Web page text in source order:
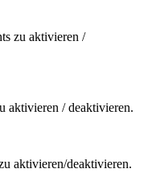
zu aktivieren /
aktivieren / deaktivieren.
aktivieren/deaktivieren.